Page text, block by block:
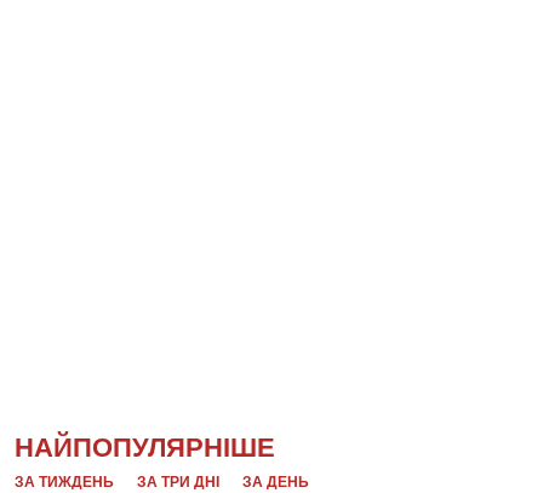
НАЙПОПУЛЯРНІШЕ
ЗА ТИЖДЕНЬ ЗА ТРИ ДНІ ЗА ДЕНЬ